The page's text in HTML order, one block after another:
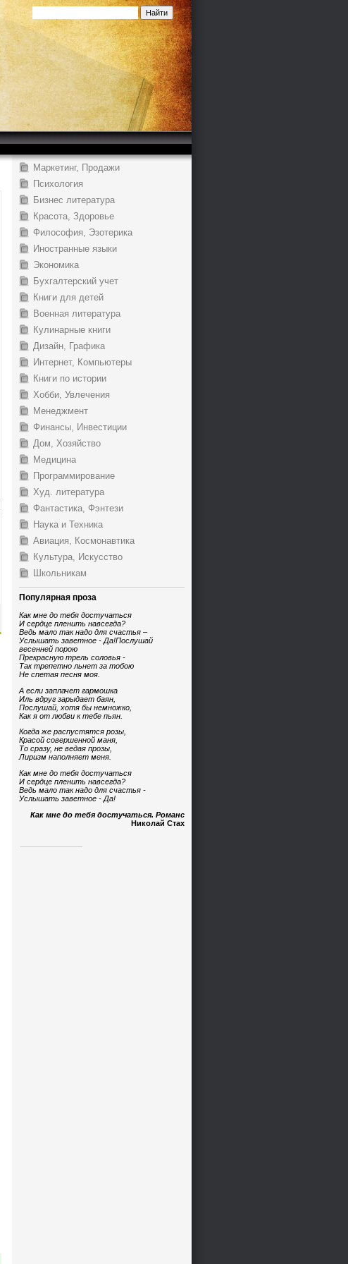
Маркетинг, Продажи
Психология
Бизнес литература
Красота, Здоровье
Философия, Эзотерика
Иностранные языки
Экономика
Бухгалтерский учет
Книги для детей
Военная литература
Кулинарные книги
Дизайн, Графика
Интернет, Компьютеры
Книги по истории
Хобби, Увлечения
Менеджмент
Финансы, Инвестиции
Дом, Хозяйство
Медицина
Программирование
Худ. литература
Фантастика, Фэнтези
Наука и Техника
Авиация, Космонавтика
Культура, Искусство
Школьникам
Популярная проза
Как мне до тебя достучаться
И сердце пленить навсегда?
Ведь мало так надо для счастья –
Услышать заветное - Да!Послушай
весенней порою
Прекрасную трель соловья -
Так трепетно льнет за тобою
Не спетая песня моя.
А если заплачет гармошка
Иль вдруг зарыдает баян,
Послушай, хотя бы немножко,
Как я от любви к тебе пьян.
Когда же распустятся розы,
Красой совершенной маня,
То сразу, не ведая прозы,
Лиризм наполняет меня.
Как мне до тебя достучаться
И сердце пленить навсегда?
Ведь мало так надо для счастья -
Услышать заветное - Да!
Как мне до тебя достучаться. Романс
Николай Стах